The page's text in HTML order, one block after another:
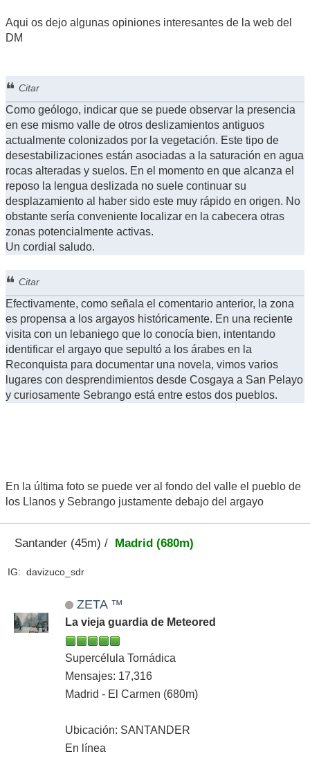
Aqui os dejo algunas opiniones interesantes de la web del
DM
Citar
Como geólogo, indicar que se puede observar la presencia
en ese mismo valle de otros deslizamientos antiguos
actualmente colonizados por la vegetación. Este tipo de
desestabilizaciones están asociadas a la saturación en agua
rocas alteradas y suelos. En el momento en que alcanza el
reposo la lengua deslizada no suele continuar su
desplazamiento al haber sido este muy rápido en origen. No
obstante sería conveniente localizar en la cabecera otras
zonas potencialmente activas.
Un cordial saludo.
Citar
Efectivamente, como señala el comentario anterior, la zona
es propensa a los argayos históricamente. En una reciente
visita con un lebaniego que lo conocía bien, intentando
identificar el argayo que sepultó a los árabes en la
Reconquista para documentar una novela, vimos varios
lugares con desprendimientos desde Cosgaya a San Pelayo
y curiosamente Sebrango está entre estos dos pueblos.
En la última foto se puede ver al fondo del valle el pueblo de
los Llanos y Sebrango justamente debajo del argayo
Santander (45m) / Madrid (680m)
IG: davizuco_sdr
ZETA ™
La vieja guardia de Meteored
Supercélula Tornádica
Mensajes: 17,316
Madrid - El Carmen (680m)
Ubicación: SANTANDER
En línea